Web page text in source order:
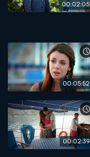
00:02:05
00:05:52
00:02:39